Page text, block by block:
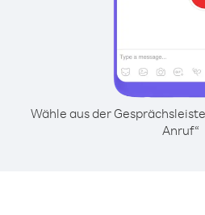
Wähle aus der
Anruf“